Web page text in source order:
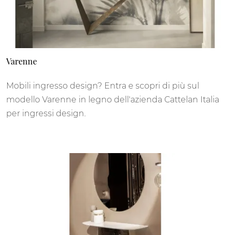
Varenne
Mobili ingresso design? Entra e scopri di più sul
modello Varenne in legno dell'azienda Cattelan Italia
per ingressi design.